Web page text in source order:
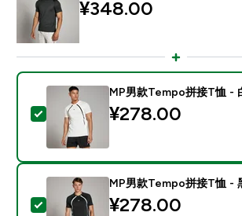
¥348.00‎
Select this product - MP男款
MP男款Tempo拼接T恤 -
¥278.00‎
Select this product - MP男款
MP男款Tempo拼接T恤 -
¥278.00‎